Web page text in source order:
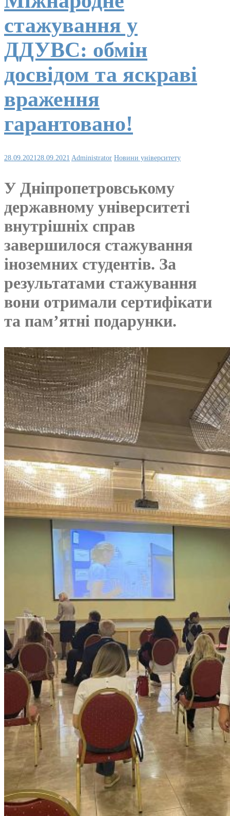
стажування у
ДДУВС: обмін
досвідом та яскраві
враження
гарантовано!
28.09.202128.09.2021 Administrator Новини університету
У Дніпропетровському
державному університеті
внутрішніх справ
завершилося стажування
іноземних студентів. За
результатами стажування
вони отримали сертифікати
та пам’ятні подарунки.